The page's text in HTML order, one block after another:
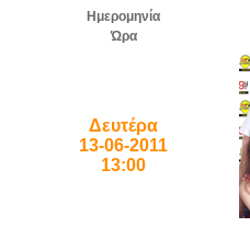
Ημερομηνία
Ώρα
Δευτέρα
13-06-2011
13:00